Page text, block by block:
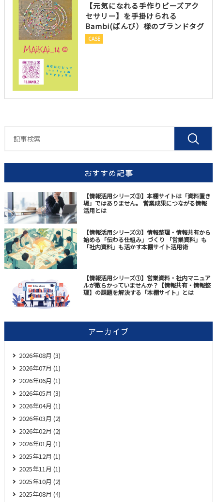
【元気になれる手作りビーズアク
セサリー】を手掛けられる
Bambi(ばんび）様のブランドタグ
CASE
おすすめ記事
【情報活用シリーズ③】本棚サイトは「資料置き
場」ではありません。 営業成果につながる情報
活用とは
【情報活用シリーズ②】情報整理・情報共有から
始める「伝わる仕組み」づくり 「営業資料」も
「社内資料」も活かす本棚サイト活用術
【情報活用シリーズ①】営業資料・社内マニュア
ルが散らかっていませんか？【情報共有・情報整
理】の課題を解決する「本棚サイト」とは
アーカイブ
2026年08月 (3)
2026年07月 (1)
2026年06月 (1)
2026年05月 (3)
2026年04月 (1)
2026年03月 (2)
2026年02月 (2)
2026年01月 (1)
2025年12月 (1)
2025年11月 (1)
2025年10月 (2)
2025年08月 (4)